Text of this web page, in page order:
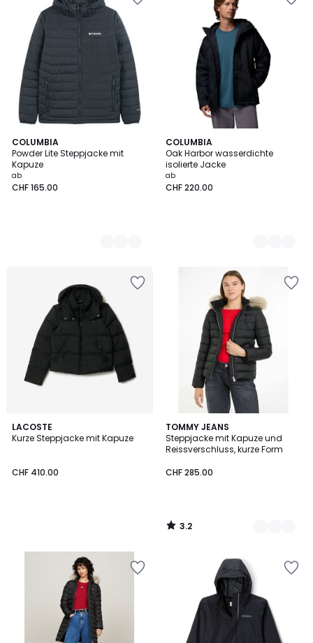
COLUMBIA
Powder Lite Steppjacke mit
Kapuze
ab
CHF 165.00
2
Farben
COLUMBIA
Oak Harbor wasserdichte
isolierte Jacke
ab
CHF 220.00
2
Farben
LACOSTE
Kurze Steppjacke mit Kapuze
CHF 410.00
TOMMY JEANS
Steppjacke mit Kapuze und
Reissverschluss, kurze Form
CHF 285.00
3.2
/ 5
2
Farben
3.2
/